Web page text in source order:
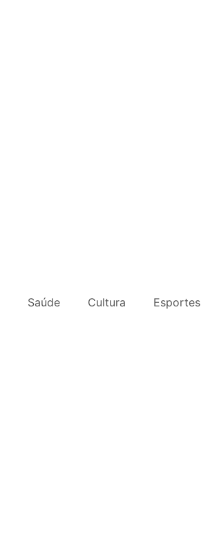
Saúde Cultura Esportes